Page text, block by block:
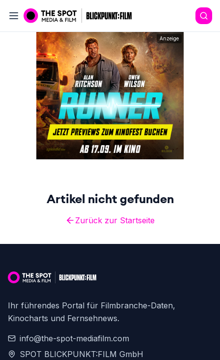
Anzeige
Artikel nicht gefunden
Zurück zur Startseite
Ihr führendes Portal für Filmbranche-Daten,
Kinocharts und Fernsehnews.
info@the-spot-mediafilm.com
SPOT BLICKPUNKT:FILM GmbH